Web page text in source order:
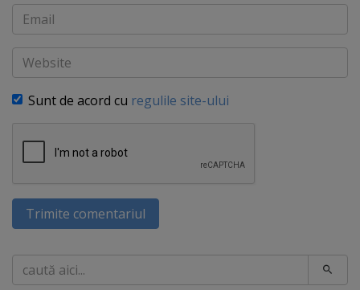
Email
Website
Sunt de acord cu regulile site-ului
Trimite comentariul
Caută